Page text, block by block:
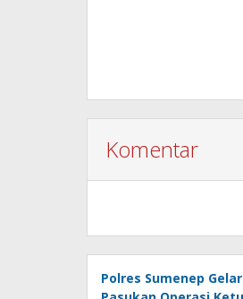
Komentar
Polres Sumenep